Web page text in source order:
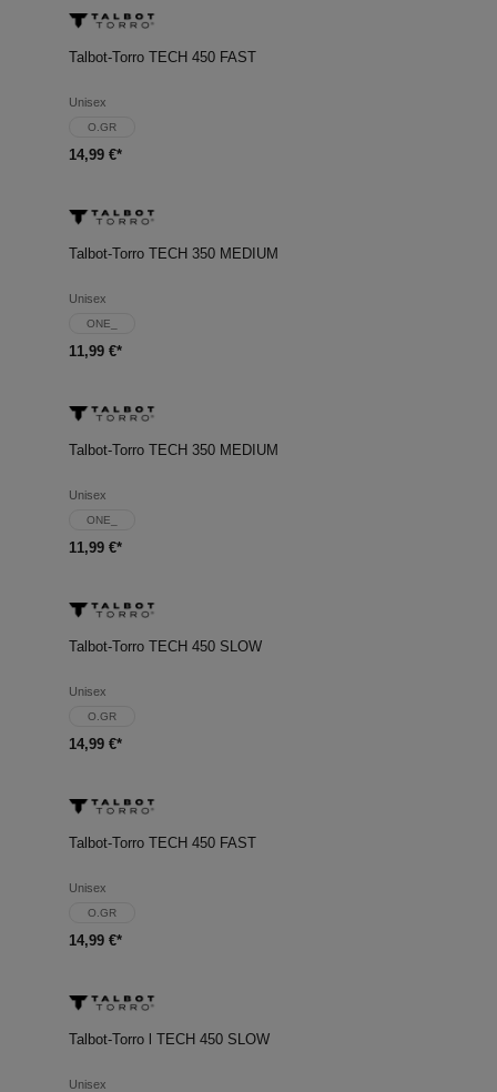
Talbot-Torro TECH 450 FAST
Unisex
O.GR
14,99 €*
Talbot-Torro TECH 350 MEDIUM
Unisex
ONE_
11,99 €*
Talbot-Torro TECH 350 MEDIUM
Unisex
ONE_
11,99 €*
Talbot-Torro TECH 450 SLOW
Unisex
O.GR
14,99 €*
Talbot-Torro TECH 450 FAST
Unisex
O.GR
14,99 €*
Talbot-Torro l TECH 450 SLOW
Unisex